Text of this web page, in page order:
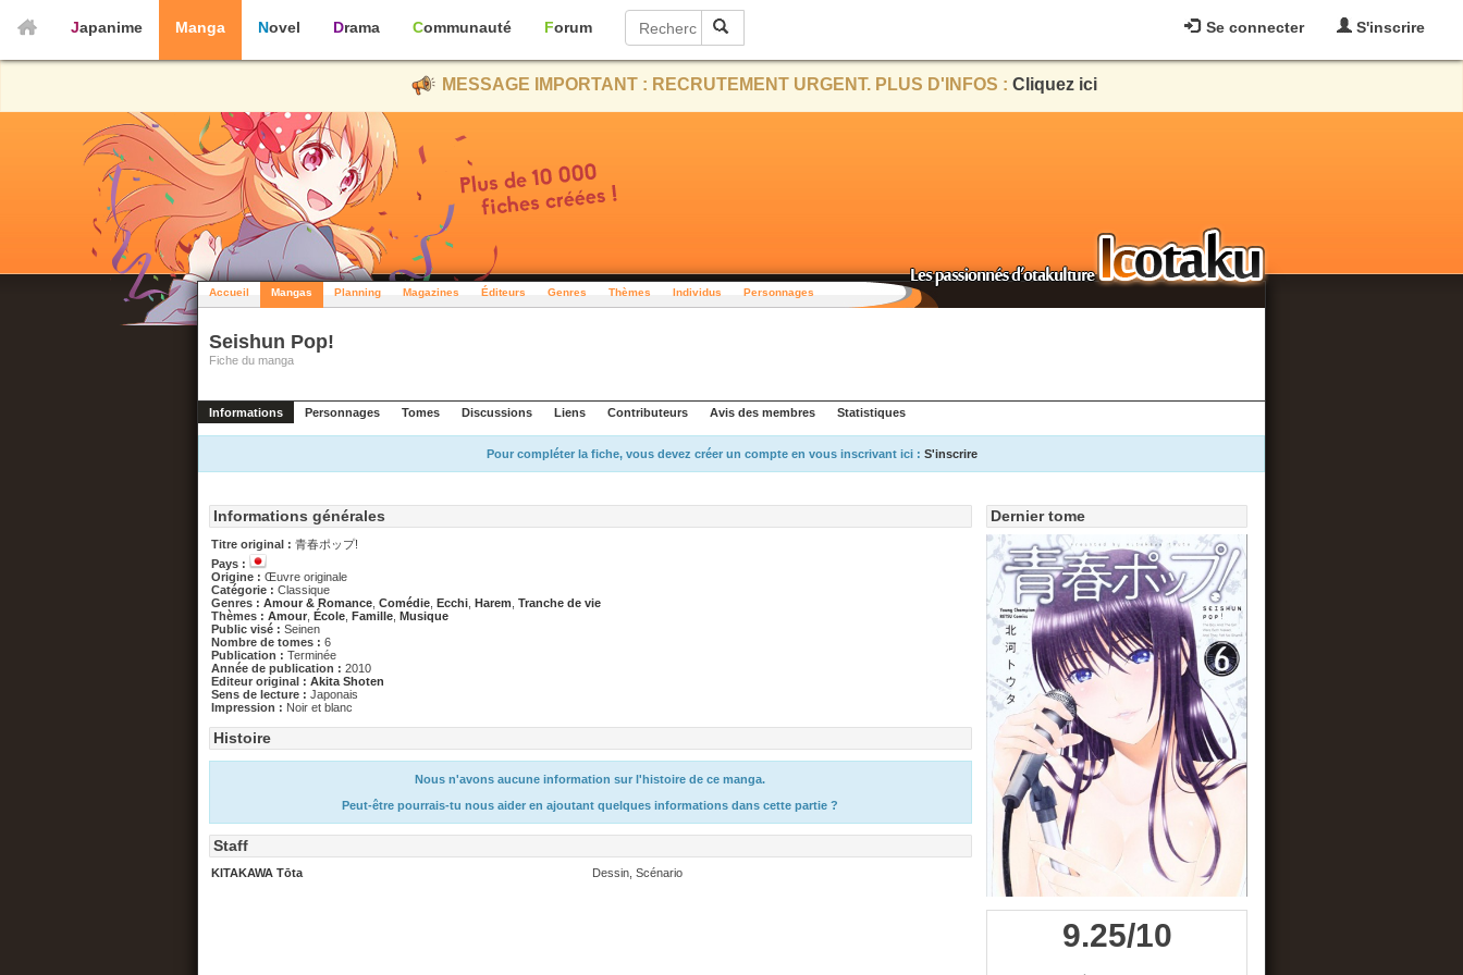
Se connecter S'inscrire
Japanime Manga Novel Drama Communauté Forum
MESSAGE IMPORTANT : RECRUTEMENT URGENT. PLUS D'INFOS : Cliquez ici
Accueil Mangas Planning Magazines Éditeurs Genres Thèmes Individus Personnages
Seishun Pop!
Fiche du manga
Informations Personnages Tomes Discussions Liens Contributeurs Avis des membres Statistiques
Pour compléter la fiche, vous devez créer un compte en vous inscrivant ici : S'inscrire
Dernier tome
9.25/10
Informations générales
Titre original : 青春ポップ!
Pays :
Origine : Œuvre originale
Catégorie : Classique
Genres : Amour & Romance Comédie Ecchi Harem Tranche de vie
Thèmes : Amour École Famille Musique
Public visé : Seinen
Nombre de tomes : 6
Publication : Terminée
Année de publication : 2010
Editeur original : Akita Shoten
Sens de lecture : Japonais
Impression : Noir et blanc
Histoire
Nous n'avons aucune information sur l'histoire de ce manga.
Peut-être pourrais-tu nous aider en ajoutant quelques informations dans cette partie ?
Staff
KITAKAWA Tōta Dessin, Scénario